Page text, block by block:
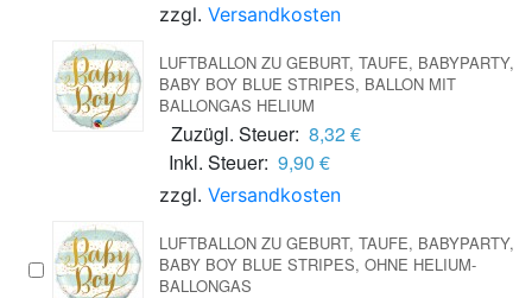
zzgl. Versandkosten
LUFTBALLON ZU GEBURT, TAUFE, BABYPARTY,
BABY BOY BLUE STRIPES, BALLON MIT
BALLONGAS HELIUM
Zuzügl. Steuer: 8,32 €
Inkl. Steuer: 9,90 €
zzgl. Versandkosten
LUFTBALLON ZU GEBURT, TAUFE, BABYPARTY,
BABY BOY BLUE STRIPES, OHNE HELIUM-
BALLONGAS